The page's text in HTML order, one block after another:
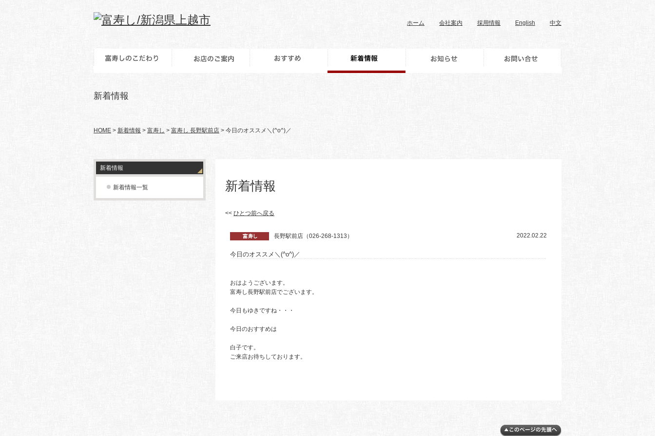
ホーム 会社案内 採用情報 English 中文
新着情報
HOME > 新着情報 > 富寿し > 富寿し 長野駅前店 > 今日のオススメ＼(^o^)／
新着情報
新着情報一覧 新着情報
<< ひとつ前へ戻る
長野駅前店（026-268-1313） 2022.02.22
今日のオススメ＼(^o^)／
おはようございます。
富寿し長野駅前店でございます。
今日もゆきですね・・・
今日のおすすめは
白子です。
ご来店お待ちしております。